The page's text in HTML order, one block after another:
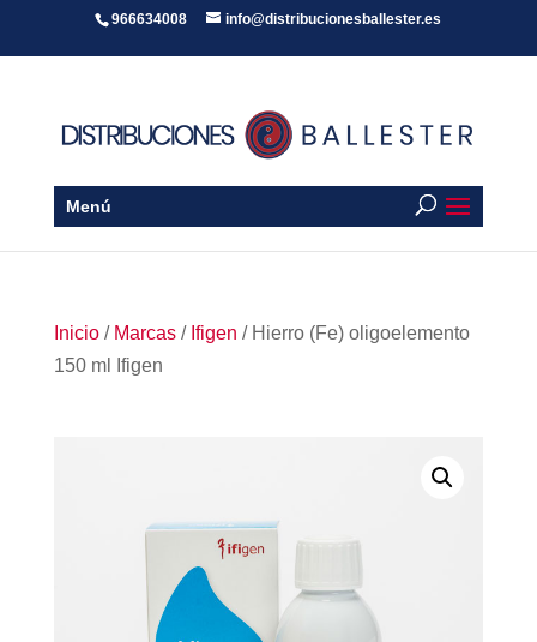
966634008 info@distribucionesballester.es
Menú
Inicio/ Marcas/ Ifigen / Hierro (Fe) oligoelemento
150 ml Ifigen